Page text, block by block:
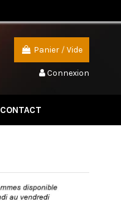
Panier /Vide
Connexion
CONTACT